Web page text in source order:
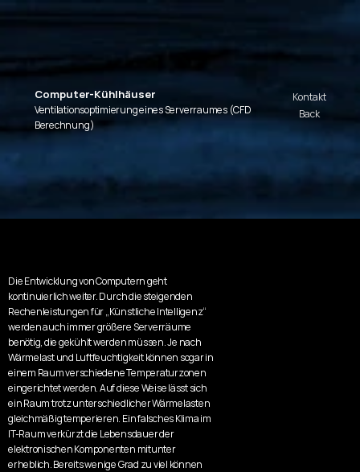
Computer-Kühlhäuser
Ventilationsoptimierung eines Serverraumes (CFD
Berechnung)
Kontakt
Back
Die Entwicklung von Computern geht
kontinuierlich weiter. Durch die steigenden
Rechenleistungen für „Künstliche Intelligenz“
werden auch immer größere Serverräume
benötig, die gekühlt werden müssen. Je nach
Wärmelast und Luftfeuchtigkeit können sogar in
einem Raum verschiedene Temperaturzonen
eingerichtet werden. Auf diese Weise lässt sich
ein Raum trotz unterschiedlicher Wärmelasten
gleichmäßig temperieren. Ein falsches Klima im
IT-Raum verkürzt die Lebensdauer der
elektronischen Komponenten mitunter
erheblich. Bereits wenige Grad zu viel können